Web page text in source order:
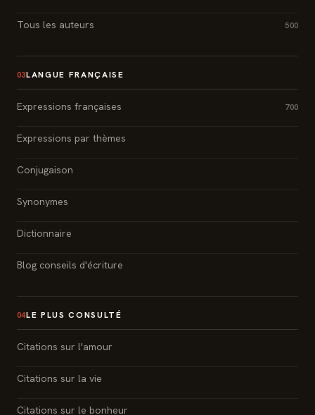
Tous les auteurs 500
03LANGUE FRANÇAISE
Expressions françaises 700
Expressions par thèmes
Conjugaison
Synonymes
Dictionnaire
Blog conseils d'écriture
04LE PLUS CONSULTÉ
Citations sur l'amour
Citations sur la vie
Citations sur le bonheur